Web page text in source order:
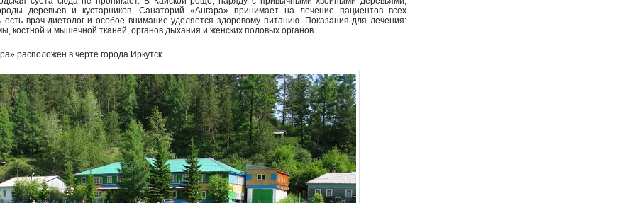
деревьев и кустарников. Санаторий «Ангара» принимает на лечение пациентов всех
есть врач-диетолог и особое внимание уделяется здоровому питанию. Показания для лечения:
костной и мышечной тканей, органов дыхания и женских половых органов.
расположен в черте города Иркутск.